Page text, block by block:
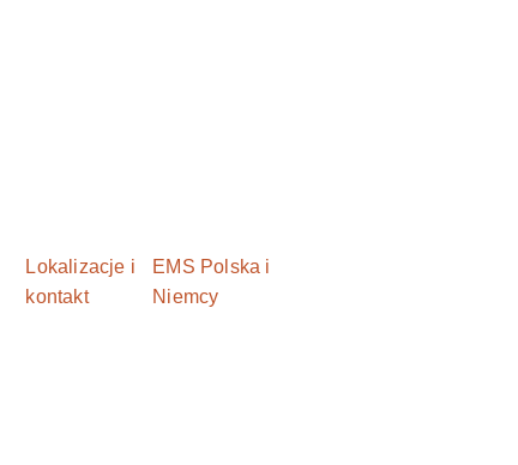
Lokalizacje i
kontakt
EMS Polska i
Niemcy